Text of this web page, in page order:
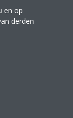
en op
derden